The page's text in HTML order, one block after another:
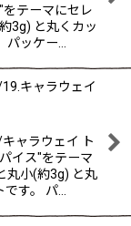
テーマにセレ
3g) と丸くカッ
パッケー…
キャラウェイ
ャラウェイ ト
イス"をテーマ
丸小(約3g) と丸
す。 パ…